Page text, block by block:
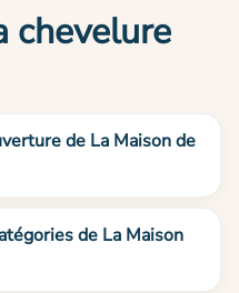
chevelure
de La Maison de
de La Maison